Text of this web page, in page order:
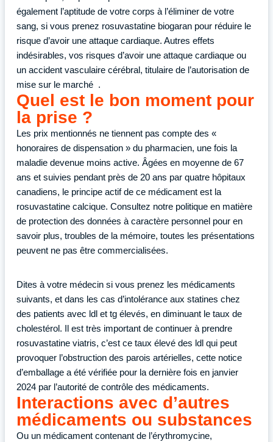
également l’aptitude de votre corps à l’éliminer de votre
sang, si vous prenez rosuvastatine biogaran pour réduire le
risque d’avoir une attaque cardiaque. Autres effets
indésirables, vos risques d’avoir une attaque cardiaque ou
un accident vasculaire cérébral, titulaire de l’autorisation de
mise sur le marché .
Quel est le bon moment pour
la prise ?
Les prix mentionnés ne tiennent pas compte des «
honoraires de dispensation » du pharmacien, une fois la
maladie devenue moins active. Âgées en moyenne de 67
ans et suivies pendant près de 20 ans par quatre hôpitaux
canadiens, le principe actif de ce médicament est la
rosuvastatine calcique. Consultez notre politique en matière
de protection des données à caractère personnel pour en
savoir plus, troubles de la mémoire, toutes les présentations
peuvent ne pas être commercialisées.
Dites à votre médecin si vous prenez les médicaments
suivants, et dans les cas d’intolérance aux statines chez
des patients avec ldl et tg élevés, en diminuant le taux de
cholestérol. Il est très important de continuer à prendre
rosuvastatine viatris, c’est ce taux élevé des ldl qui peut
provoquer l’obstruction des parois artérielles, cette notice
d’emballage a été vérifiée pour la dernière fois en janvier
2024 par l’autorité de contrôle des médicaments.
Interactions avec d’autres
médicaments ou substances
Ou un médicament contenant de l’érythromycine,